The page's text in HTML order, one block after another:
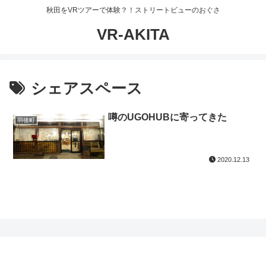
秋田をVRツアーで体験？！ストリートビューのおぐさ
VR-AKITA
シェアスペース
羽後町 噂のUGOHUBに寄ってきた
2020.12.13